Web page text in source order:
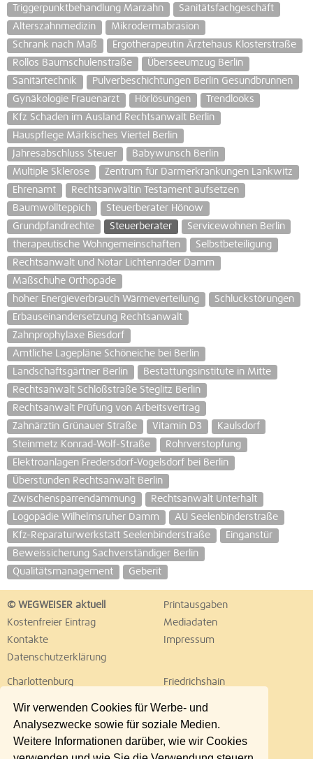
Wir verwenden Cookies für Werbe- und
Analysezwecke sowie für soziale Medien.
Weitere Informationen darüber, wie wir Cookies
Triggerpunktbehandlung Marzahn
Sanitätsfachgeschäft
Alterszahnmedizin
Mikrodermabrasion
Schrank nach Maß
Ergotherapeutin Ärztehaus Klosterstraße
Rollos Baumschulenstraße
Überseeumzug Berlin
Sanitärtechnik
Pulverbeschichtungen Berlin Gesundbrunnen
Gynäkologie Frauenarzt
Hörlösungen
Trendlooks
Kfz Schaden im Ausland Rechtsanwalt Berlin
Hauspflege Märkisches Viertel Berlin
Jahresabschluss Steuer
Babywunsch Berlin
Multiple Sklerose
Zentrum für Darmerkrankungen Lankwitz
Ehrenamt
Rechtsanwältin Testament aufsetzen
Baumwollteppich
Steuerberater Hönow
Grundpfandrechte
Steuerberater
Servicewohnen Berlin
therapeutische Wohngemeinschaften
Selbstbeteiligung
Rechtsanwalt und Notar Lichtenrader Damm
Maßschuhe Orthopäde
hoher Energieverbrauch Wärmeverteilung
Schluckstörungen
Erbauseinandersetzung Rechtsanwalt
Zahnprophylaxe Biesdorf
Amtliche Lagepläne Schöneiche bei Berlin
Landschaftsgärtner Berlin
Bestattungsinstitute in Mitte
Rechtsanwalt Schloßstraße Steglitz Berlin
Rechtsanwalt Prüfung von Arbeitsvertrag
Zahnärztin Grünauer Straße
Vitamin D3
Kaulsdorf
Steinmetz Konrad-Wolf-Straße
Rohrverstopfung
Elektroanlagen Fredersdorf-Vogelsdorf bei Berlin
Überstunden Rechtsanwalt Berlin
Zwischensparrendämmung
Rechtsanwalt Unterhalt
Logopädie Wilhelmsruher Damm
AU Seelenbinderstraße
Kfz-Reparaturwerkstatt Seelenbinderstraße
Einganstür
Beweissicherung Sachverständiger Berlin
Qualitätsmanagement
Geberit
© WEGWEISER aktuell
Printausgaben
Kostenfreier Eintrag
Mediadaten
Kontakte
Impressum
Datenschutzerklärung
Charlottenburg
Friedrichshain
Lichtenberg
Marzahn
Neukölln